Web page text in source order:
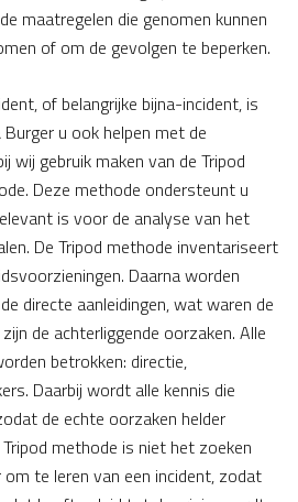
maatregelen die genomen kunnen
of om de gevolgen te beperken.
of belangrijke bijna-incident, is
u ook helpen met de
wij gebruik maken van de Tripod
Deze methode ondersteunt u
is voor de analyse van het
De Tripod methode inventariseert
Daarna worden
directe aanleidingen, wat waren de
de achterliggende oorzaken. Alle
betrokken: directie,
Daarbij wordt alle kennis die
de echte oorzaken helder
methode is niet het zoeken
om te leren van een incident, zodat